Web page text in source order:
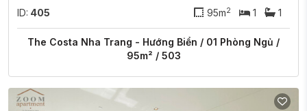
ID: 405 95m2 1 1
The Costa Nha Trang - Hướng Biển / 01 Phòng Ngủ /
95m² / 503